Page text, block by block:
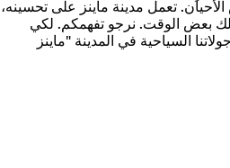
تعمل مدينة ماينز على تحسينه،
بعض الوقت. نرجو تفهمكم. لكي
السياحية في المدينة "ماينز